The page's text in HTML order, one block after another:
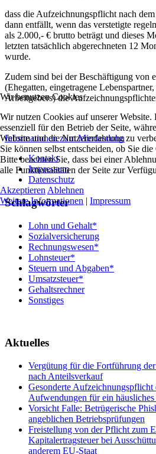
dass die Aufzeichnungspflicht nach
dann entfällt, wenn das verstetigte
als 2.000,- € brutto beträgt und dieses
letzten tatsächlich abgerechneten 12
wurde.
Zudem sind bei der Beschäftigung von
(Ehegatten, eingetragene
Arbeitgebers) die
Informationen zum Mindestlohn
Kontakt
Impressum
Datenschutz
Schlagwörter
Lohn und Gehalt*
Sozialversicherung
Rechnungswesen*
Lohnsteuer*
Steuern und Abgaben*
Umsatzsteuer*
Gehaltsrechner
Sonstiges
Aktuelles
Vergütung für die Fortführung
nach Anteilsverkauf
Gesonderte Aufzeichnungspflicht
Aufwendungen für ein
Vorsicht Falle: Betrügerische
angeblichen Betriebsprüfungen
Freistellung von der Pflicht zum
Kapitalertragsteuer bei
anderem EU-Staat
Wir benutzen Cookies
Wir nutzen Cookies auf unserer
essenziell für den Betrieb der Seite,
Website und die Nutzererfahrung zu
Sie können selbst entscheiden, ob Sie
Bitte beachten Sie, dass bei einer
alle Funktionalitäten der Seite zur
Akzeptieren Ablehnen
Weitere Informationen | Impressum